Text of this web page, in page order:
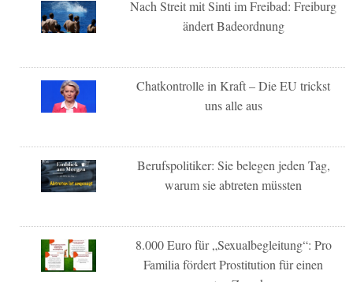
Nach Streit mit Sinti im Freibad: Freiburg
ändert Badeordnung
Chatkontrolle in Kraft – Die EU trickst
uns alle aus
Berufspolitiker: Sie belegen jeden Tag,
warum sie abtreten müssten
8.000 Euro für „Sexualbegleitung“: Pro
Familia fördert Prostitution für einen